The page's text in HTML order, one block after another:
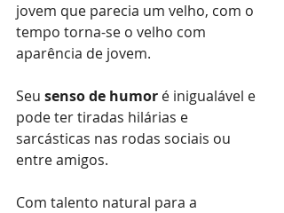
jovem que parecia um velho, com o
tempo torna-se o velho com
aparência de jovem.
Seu senso de humor é inigualável e
pode ter tiradas hilárias e
sarcásticas nas rodas sociais ou
entre amigos.
Com talento natural para a